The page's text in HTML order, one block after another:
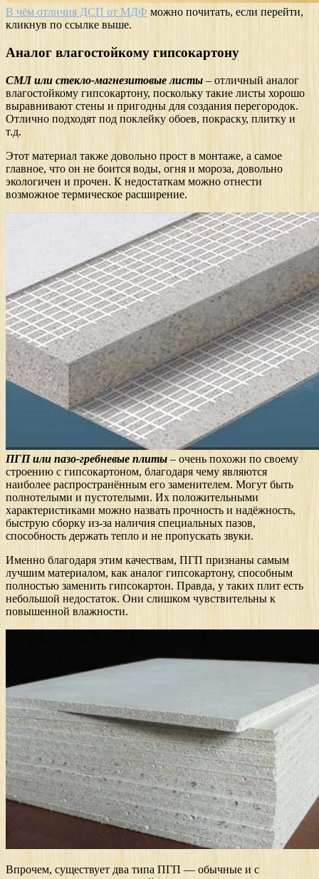
В чём отличия ДСП от МДФ можно почитать, если перейти,
кликнув по ссылке выше.
Аналог влагостойкому гипсокартону
СМЛ или стекло-магнезитовые листы – отличный аналог
влагостойкому гипсокартону, поскольку такие листы хорошо
выравнивают стены и пригодны для создания перегородок.
Отлично подходят под поклейку обоев, покраску, плитку и
т.д.
Этот материал также довольно прост в монтаже, а самое
главное, что он не боится воды, огня и мороза, довольно
экологичен и прочен. К недостаткам можно отнести
возможное термическое расширение.
ПГП или пазо-гребневые плиты – очень похожи по своему
строению с гипсокартоном, благодаря чему являются
наиболее распространённым его заменителем. Могут быть
полнотелыми и пустотелыми. Их положительными
характеристиками можно назвать прочность и надёжность,
быструю сборку из-за наличия специальных пазов,
способность держать тепло и не пропускать звуки.
Именно благодаря этим качествам, ПГП признаны самым
лучшим материалом, как аналог гипсокартону, способным
полностью заменить гипсокартон. Правда, у таких плит есть
небольшой недостаток. Они слишком чувствительны к
повышенной влажности.
Впрочем, существует два типа ПГП — обычные и с